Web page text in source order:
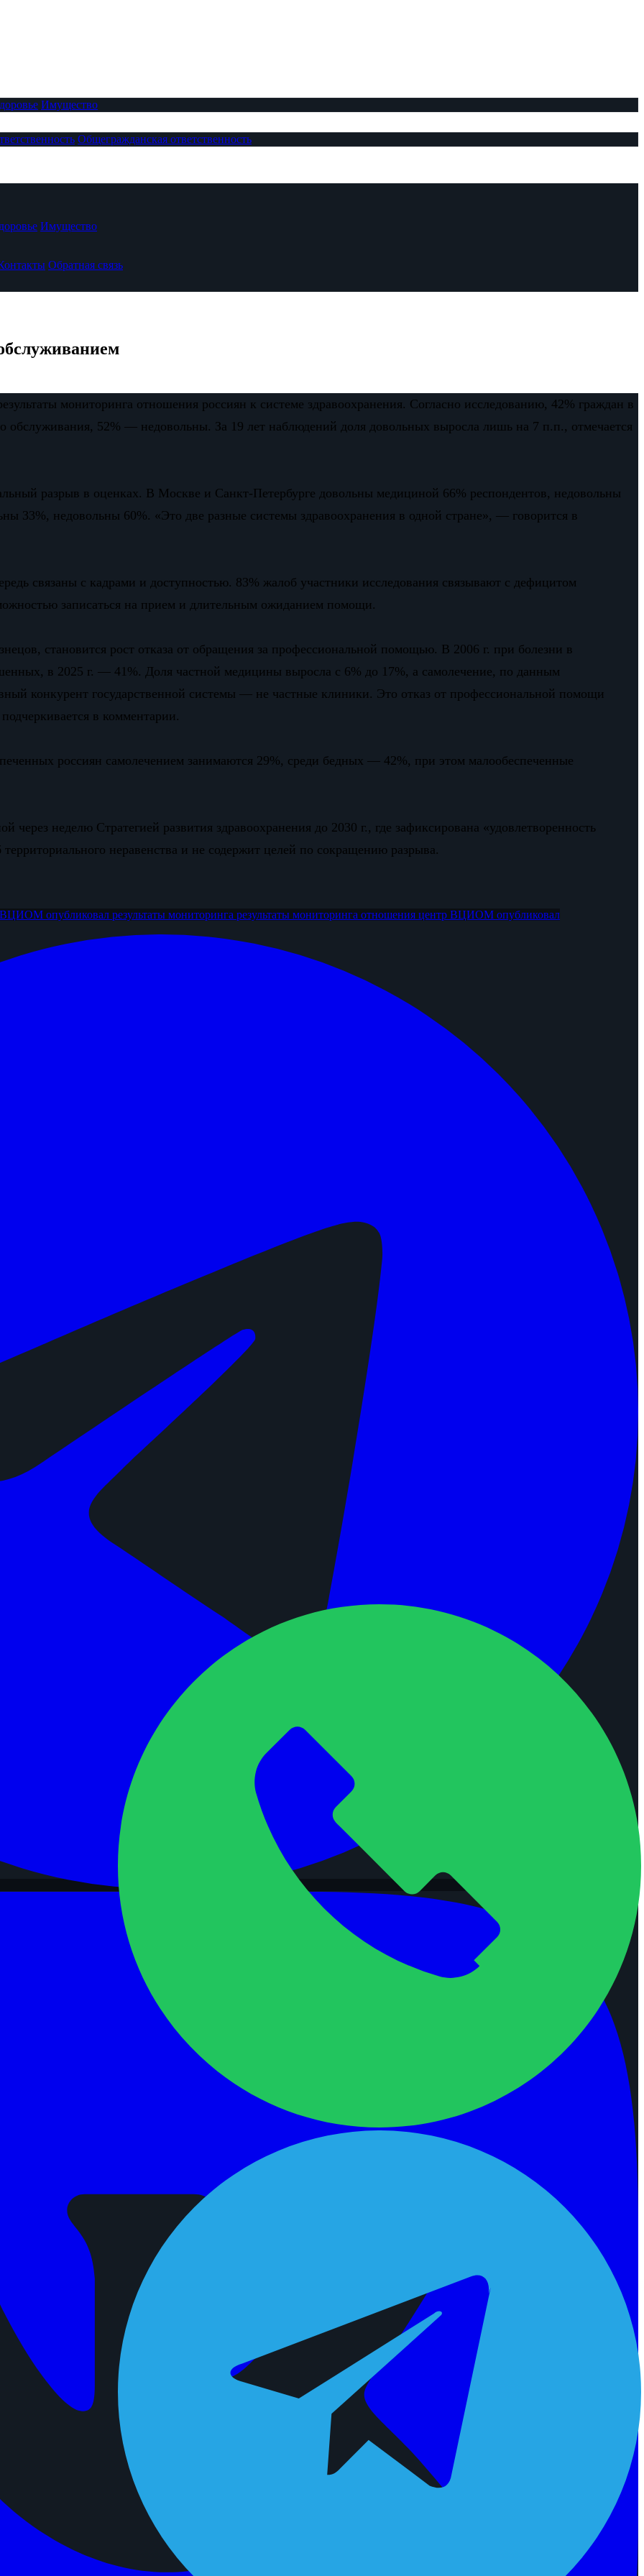
Имущество
Общегражданская ответственность
Имущество
Обратная связь
мониторинга отношения россиян к системе здравоохранения. Согласно исследованию, 42% граждан в
обслуживания, 52% — недовольны. За 19 лет наблюдений доля довольных выросла лишь на 7 п.п., отмечается
разрыв в оценках. В Москве и Санкт-Петербурге довольны медициной 66% респондентов, недовольны
33%, недовольны 60%. «Это две разные системы здравоохранения в одной стране», — говорится в
связаны с кадрами и доступностью. 83% жалоб участники исследования связывают с дефицитом
записаться на прием и длительным ожиданием помощи.
становится рост отказа от обращения за профессиональной помощью. В 2006 г. при болезни в
в 2025 г. — 41%. Доля частной медицины выросла с 6% до 17%, а самолечение, по данным
конкурент государственной системы — не частные клиники. Это отказ от профессиональной помощи
в комментарии.
россиян самолечением занимаются 29%, среди бедных — 42%, при этом малообеспеченные
неделю Стратегией развития здравоохранения до 2030 г., где зафиксирована «удовлетворенность
неравенства и не содержит целей по сокращению разрыва.
ВЦИОМ опубликовал результаты мониторинга результаты мониторинга отношения центр ВЦИОМ опубликовал